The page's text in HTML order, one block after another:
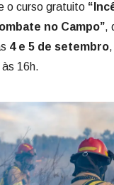
o curso gratuito
no Campo”,
4 e 5 de setembro
16h.